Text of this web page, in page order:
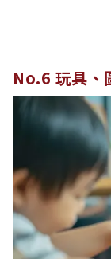
No.6 玩具、